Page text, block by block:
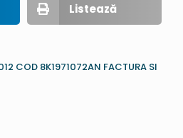
Listează
COD 8K1971072AN FACTURA SI